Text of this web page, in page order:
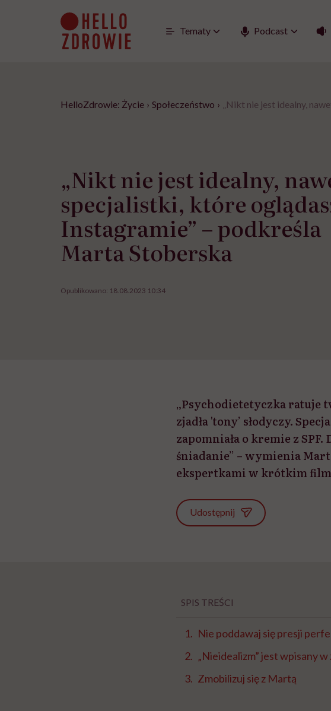
Tematy Podcast
HelloZdrowie: Życie › Społeczeństwo › „Nikt nie jest idealny,
„Nikt nie jest idealny,
specjalistki, które
Instagramie” – podkreśla
Marta Stoberska
Opublikowano: 18.08.2023 10:34
„Psychodietetyczka ratuje
zjadła 'tony’ słodyczy.
zapomniała o kremie z
śniadanie” – wymienia
ekspertkami w krótkim
Udostępnij
SPIS TREŚCI
Nie poddawaj się presji
„Nieidealizm” jest wpisany w
Zmobilizuj się z Martą